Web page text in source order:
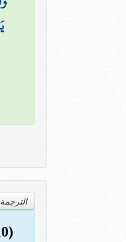
الترجمة Translation
(10) اسے سختی میں پہنچائیں گے